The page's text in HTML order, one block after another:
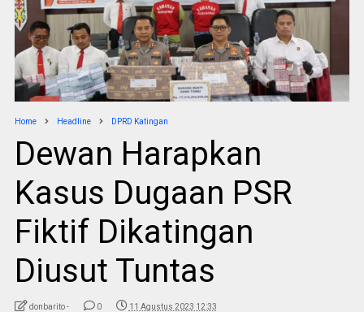
Home Headline DPRD Katingan
Dewan Harapkan
Kasus Dugaan PSR
Fiktif Dikatingan
Diusut Tuntas
donbarito - 0 11 Agustus 2023 12:33